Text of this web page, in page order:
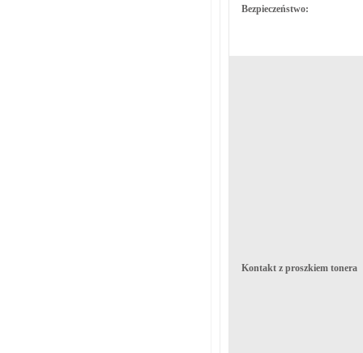
Bezpieczeństwo:
Kontakt z proszkiem tonera